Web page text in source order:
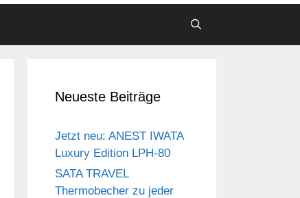
Neueste Beiträge
Jetzt neu: ANEST IWATA
Luxury Edition LPH-80
SATA TRAVEL
Thermobecher zu jeder